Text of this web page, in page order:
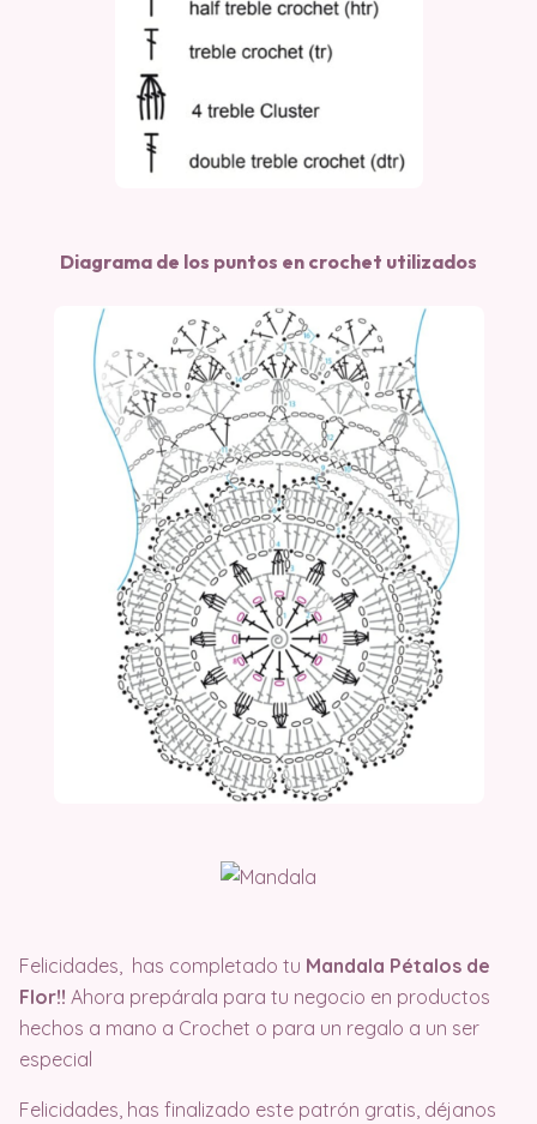
Diagrama de los puntos en crochet utilizados
Felicidades, has completado tu Mandala Pétalos de
Flor!! Ahora prepárala para tu negocio en productos
hechos a mano a Crochet o para un regalo a un ser
especial
Felicidades, has finalizado este patrón gratis, déjanos